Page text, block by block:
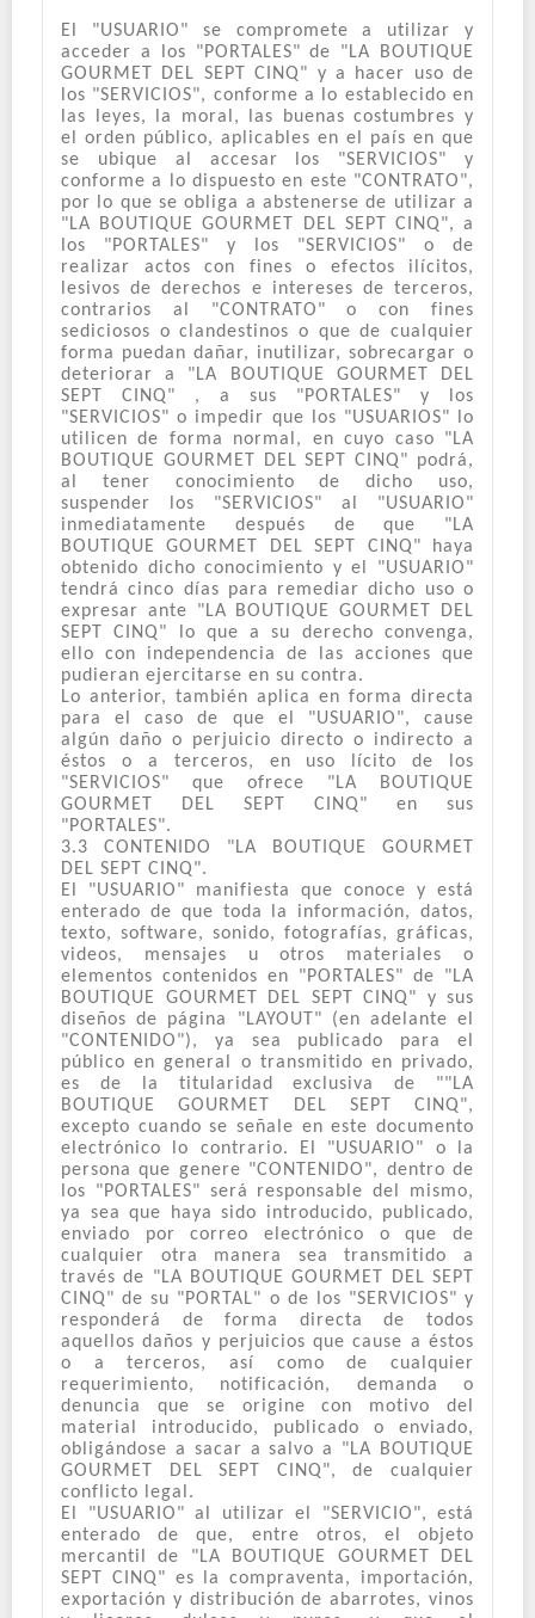
El "USUARIO" se compromete a utilizar y
acceder a los "PORTALES" de "LA BOUTIQUE
GOURMET DEL SEPT CINQ" y a hacer uso de
los "SERVICIOS", conforme a lo establecido en
las leyes, la moral, las buenas costumbres y
el orden público, aplicables en el país en que
se ubique al accesar los "SERVICIOS" y
conforme a lo dispuesto en este "CONTRATO",
por lo que se obliga a abstenerse de utilizar a
"LA BOUTIQUE GOURMET DEL SEPT CINQ", a
los "PORTALES" y los "SERVICIOS" o de
realizar actos con fines o efectos ilícitos,
lesivos de derechos e intereses de terceros,
contrarios al "CONTRATO" o con fines
sediciosos o clandestinos o que de cualquier
forma puedan dañar, inutilizar, sobrecargar o
deteriorar a "LA BOUTIQUE GOURMET DEL
SEPT CINQ" , a sus "PORTALES" y los
"SERVICIOS" o impedir que los "USUARIOS" lo
utilicen de forma normal, en cuyo caso "LA
BOUTIQUE GOURMET DEL SEPT CINQ" podrá,
al tener conocimiento de dicho uso,
suspender los "SERVICIOS" al "USUARIO"
inmediatamente después de que "LA
BOUTIQUE GOURMET DEL SEPT CINQ" haya
obtenido dicho conocimiento y el "USUARIO"
tendrá cinco días para remediar dicho uso o
expresar ante "LA BOUTIQUE GOURMET DEL
SEPT CINQ" lo que a su derecho convenga,
ello con independencia de las acciones que
pudieran ejercitarse en su contra.
Lo anterior, también aplica en forma directa
para el caso de que el "USUARIO", cause
algún daño o perjuicio directo o indirecto a
éstos o a terceros, en uso lícito de los
"SERVICIOS" que ofrece "LA BOUTIQUE
GOURMET DEL SEPT CINQ" en sus
"PORTALES".
3.3 CONTENIDO "LA BOUTIQUE GOURMET
DEL SEPT CINQ".
El "USUARIO" manifiesta que conoce y está
enterado de que toda la información, datos,
texto, software, sonido, fotografías, gráficas,
videos, mensajes u otros materiales o
elementos contenidos en "PORTALES" de "LA
BOUTIQUE GOURMET DEL SEPT CINQ" y sus
diseños de página "LAYOUT" (en adelante el
"CONTENIDO"), ya sea publicado para el
público en general o transmitido en privado,
es de la titularidad exclusiva de ""LA
BOUTIQUE GOURMET DEL SEPT CINQ",
excepto cuando se señale en este documento
electrónico lo contrario. El "USUARIO" o la
persona que genere "CONTENIDO", dentro de
los "PORTALES" será responsable del mismo,
ya sea que haya sido introducido, publicado,
enviado por correo electrónico o que de
cualquier otra manera sea transmitido a
través de "LA BOUTIQUE GOURMET DEL SEPT
CINQ" de su "PORTAL" o de los "SERVICIOS" y
responderá de forma directa de todos
aquellos daños y perjuicios que cause a éstos
o a terceros, así como de cualquier
requerimiento, notificación, demanda o
denuncia que se origine con motivo del
material introducido, publicado o enviado,
obligándose a sacar a salvo a "LA BOUTIQUE
GOURMET DEL SEPT CINQ", de cualquier
conflicto legal.
El "USUARIO" al utilizar el "SERVICIO", está
enterado de que, entre otros, el objeto
mercantil de "LA BOUTIQUE GOURMET DEL
SEPT CINQ" es la compraventa, importación,
exportación y distribución de abarrotes, vinos